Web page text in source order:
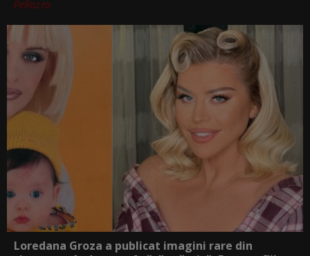
PeRoz.ro
Loredana Groza a publicat imagini rare din